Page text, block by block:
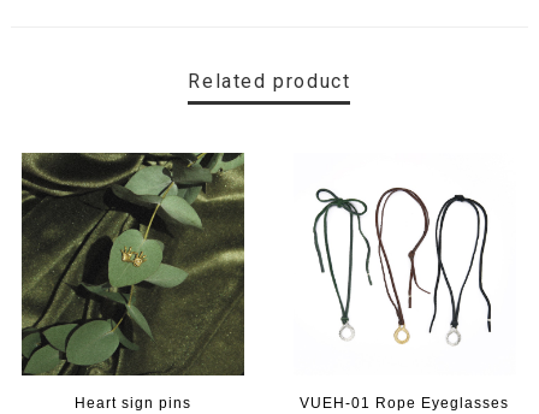
Related product
Heart sign pins
VUEH-01 Rope Eyeglasses